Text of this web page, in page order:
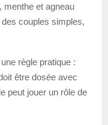
menthe et agneau
des couples simples,
règle pratique :
être dosée avec
peut jouer un rôle de